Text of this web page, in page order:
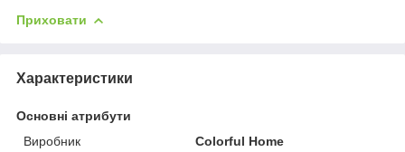
Приховати
Характеристики
Основні атрибути
Виробник
Colorful Home